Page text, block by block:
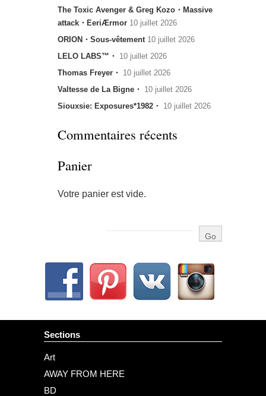
The Toxic Avenger & Greg Kozo・Massive
attack・EeriÆrmor 10 juillet 2026
ORION・Sous-vêtement 10 juillet 2026
LELO LABS™・ 10 juillet 2026
Thomas Freyer・ 10 juillet 2026
Valtesse de La Bigne・ 10 juillet 2026
Siouxsie: Exposures*1982・ 10 juillet 2026
Commentaires récents
Panier
Votre panier est vide.
Sections
Art
AWAY FROM HERE
BD